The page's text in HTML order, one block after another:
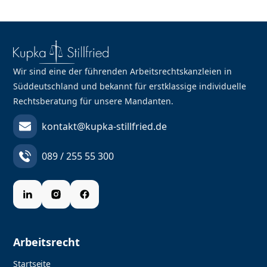
Wir sind eine der führenden Arbeitsrechtskanzleien in
Süddeutschland und bekannt für erstklassige individuelle
Rechtsberatung für unsere Mandanten.
kontakt@kupka-stillfried.de
089 / 255 55 300
Arbeitsrecht
Startseite